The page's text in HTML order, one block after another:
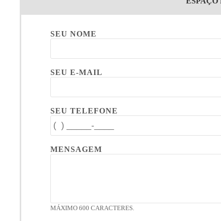
SEU NOME
SEU E-MAIL
SEU TELEFONE
MENSAGEM
MÁXIMO 600 CARACTERES.